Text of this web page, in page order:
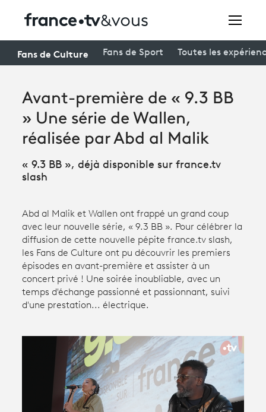
Avantages fidélité
Festivals
Creators
Participer et assister à une émission
Productions et innovation
Programme tv
Fans de Culture Fans de Sport Toutes les
Avant-première de « 9.3 BB
» Une série de Wallen,
réalisée par Abd al Malik
« 9.3 BB », déjà disponible sur france.tv
slash
Abd al Malik et Wallen ont frappé un grand coup
avec leur nouvelle série, « 9.3 BB ». Pour célébrer la
diffusion de cette nouvelle pépite france.tv slash,
les Fans de Culture ont pu découvrir les premiers
épisodes en avant-première et assister à un
concert privé ! Une soirée inoubliable, avec un
temps d'échange passionné et passionnant, suivi
d'une prestation... électrique.